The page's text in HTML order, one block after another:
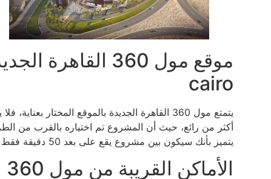
cairo
يتمتع مول 360 القاهرة الجديدة بالموقع
أكثر من رائع، حيث أن المشروع تم اختياره بالقرب من
يتميز بأنك سيكون بين مشروع يقع على بعد 50 دقيقة فقط من وسط القاهرة.